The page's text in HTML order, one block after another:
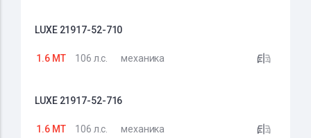
LUXE 21917-52-710
1.6 MT 106 л.с. механика
LUXE 21917-52-716
1.6 MT 106 л.с. механика